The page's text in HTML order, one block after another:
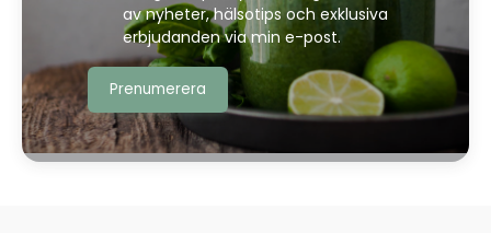
av nyheter, hälsotips och exklusiva
erbjudanden via min e-post.